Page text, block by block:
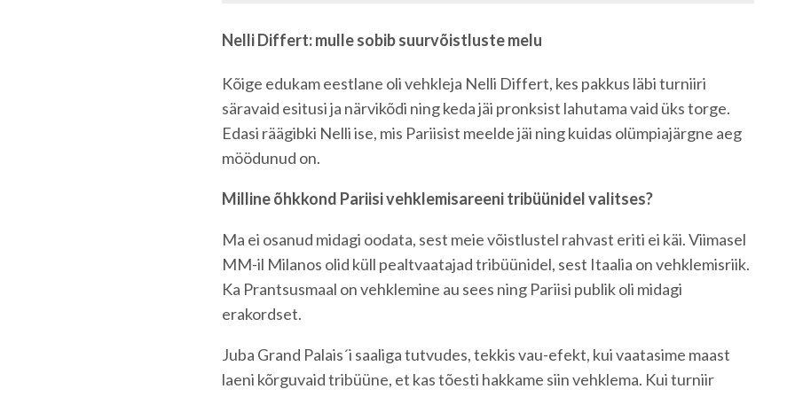
Nelli Differt: mulle sobib suurvõistluste melu
Kõige edukam eestlane oli vehkleja Nelli Differt, kes pakkus läbi turniiri
säravaid esitusi ja närvikõdi ning keda jäi pronksist lahutama vaid üks torge.
Edasi räägibki Nelli ise, mis Pariisist meelde jäi ning kuidas olümpiajärgne aeg
möödunud on.
Milline õhkkond Pariisi vehklemisareeni tribüünidel valitses?
Ma ei osanud midagi oodata, sest meie võistlustel rahvast eriti ei käi. Viimasel
MM-il Milanos olid küll pealtvaatajad tribüünidel, sest Itaalia on vehklemisriik.
Ka Prantsusmaal on vehklemine au sees ning Pariisi publik oli midagi
erakordset.
Juba Grand Palais´i saaliga tutvudes, tekkis vau-efekt, kui vaatasime maast
laeni kõrguvaid tribüüne, et kas tõesti hakkame siin vehklema. Kui turniir